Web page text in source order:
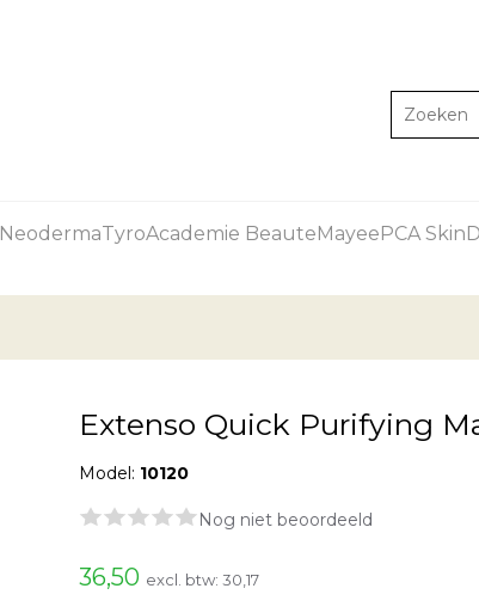
Zoeken
NeodermaTyroAcademie BeauteMayeePCA Skin
Extenso Quick Purifying
Model: 10120
Nog niet beoordeeld
36,50 excl. btw:30,17